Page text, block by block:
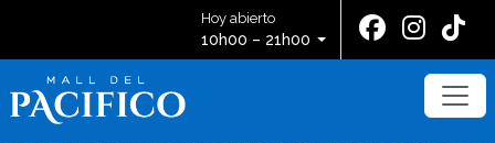
Hoy abierto
10h00 – 21h00